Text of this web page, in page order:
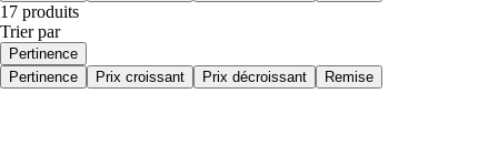
17 produits
Trier par
Pertinence
Pertinence
Prix croissant Prix décroissant Remise